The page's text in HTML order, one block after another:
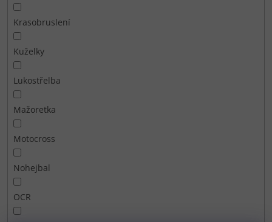
Krasobruslení
Kuželky
Lukostřelba
Mažoretka
Motocross
Nohejbal
OCR